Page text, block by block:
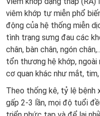
viêm khớp tự miễn phổ
động của hệ thống miễn
tình trạng sưng đau các
chân, bàn chân, ngón
tổn thương hệ khớp,
cơ quan khác như mắt, tim,
Theo thống kê, tỷ lệ bệnh
gấp 2-3 lần, mọi độ tuổi